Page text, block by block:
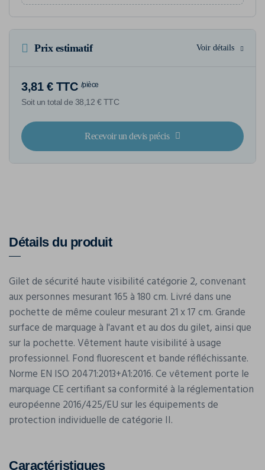
Prix estimatif Voir détails
3,81 € TTC /pièce
Soit un total de 38,12 € TTC
Recevoir un devis précis
Détails du produit
Gilet de sécurité haute visibilité catégorie 2, convenant
aux personnes mesurant 165 à 180 cm. Livré dans une
pochette de même couleur mesurant 21 x 17 cm. Grande
surface de marquage à l'avant et au dos du gilet, ainsi que
sur la pochette. Vêtement haute visibilité à usage
professionnel. Fond fluorescent et bande réfléchissante.
Norme EN ISO 20471:2013+A1:2016. Ce vêtement porte le
marquage CE certifiant sa conformité à la réglementation
européenne 2016/425/EU sur les équipements de
protection individuelle de catégorie II.
Caractéristiques